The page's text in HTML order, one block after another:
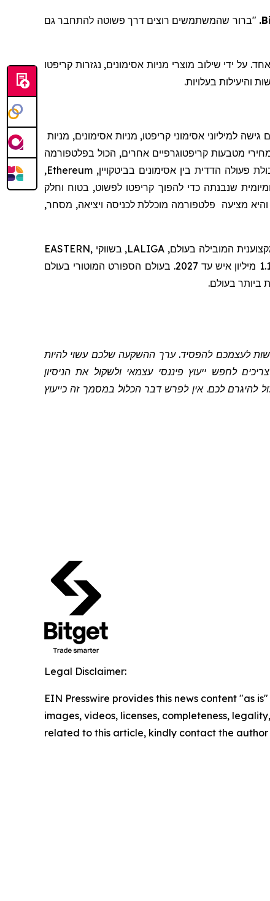
. "ברור שהמשתמשים רוצים דרך פשוטה להתחבר גם
על ידי שילוב מוצרי מניות אסימונים, נגזרות קריפטו
120 מיליון משתמשים עם גישה למיליוני אסימוני קריפטו, מניות אסימונים, מניות
מטבעות קריפטוגרפיים אחרים, הכול בפלטפורמה
הדדית בין אסימונים בביטקויין, Ethereum
,
שנבנתה כדי להפוך קריפטו לפשוט, בטוח וחלק
בעולם האמיתי והיא מציעה פלטפורמה מוכללת לכניסה ויציאה, מסחר,
Bitget מניעה את אימוץ הקריפטו באמצעות שותפויות אסטרטגיות, כולל היותה שותפת הקריפטו הרשמית של ליגת הכדורגל המקצוענית המובילה בעולם, LALIGA, בשווקי EASTERN,
כדי לתמוך בחינוך לקריפטו לכ- 1.1 מיליון איש עד 2027. בעולם הספורט המוטורי בעולם
ביותר בעולם.
לעצמכם להפסיד. ערך ההשקעה שלכם עשוי להיות
לחפש ייעוץ פיננסי עצמאי ולשקול את הניסיון
לכם. אין לפרש דבר הכלול במסמך זה כייעוץ
Legal Disclaimer:
EIN Presswire provides this news content "as
images, videos, licenses, completeness,
related to this article, kindly contact the